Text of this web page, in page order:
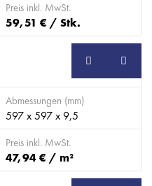
Preis inkl. MwSt.
59,51 € / Stk.
SB
Abmessungen (mm)
597 x 597 x 9,5
Preis inkl. MwSt.
47,94 € / m²